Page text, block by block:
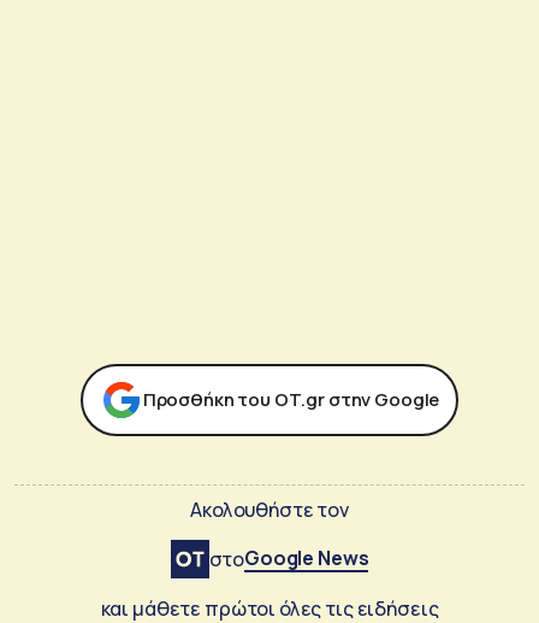
Προσθήκη του ΟΤ.gr στην Google
Ακολουθήστε τον
στοGoogle News
και μάθετε πρώτοι όλες τις ειδήσεις